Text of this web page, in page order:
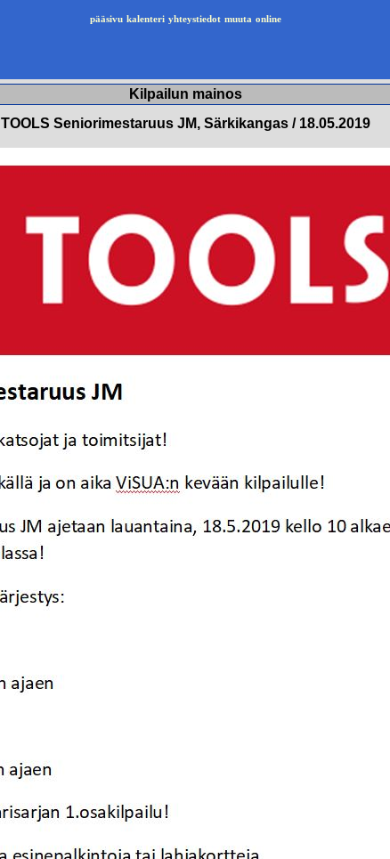
pääsivu kalenteri yhteystiedot muuta online
Kilpailun mainos
TOOLS Seniorimestaruus JM, Särkikangas / 18.05.2019